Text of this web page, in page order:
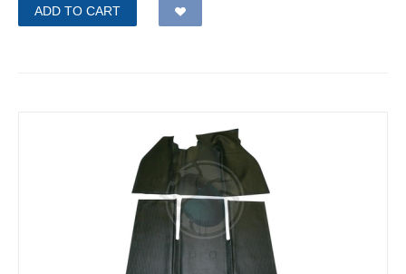
ADD TO CART